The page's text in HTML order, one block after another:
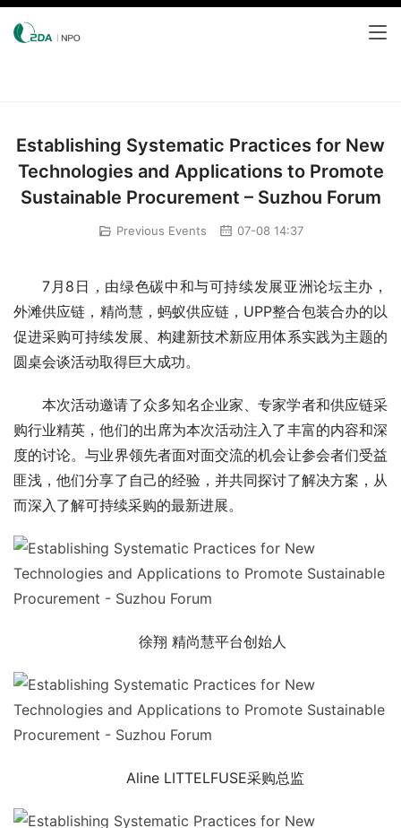
Establishing Systematic Practices for New
Technologies and Applications to Promote
Sustainable Procurement – Suzhou Forum
Previous Events 07-08 14:37
7月8日，由绿色碳中和与可持续发展亚洲论坛主办，
外滩供应链，精尚慧，蚂蚁供应链，UPP整合包装合办的以
促进采购可持续发展、构建新技术新应用体系实践为主题的
圆桌会谈活动取得巨大成功。
本次活动邀请了众多知名企业家、专家学者和供应链采
购行业精英，他们的出席为本次活动注入了丰富的内容和深
度的讨论。与业界领先者面对面交流的机会让参会者们受益
匪浅，他们分享了自己的经验，并共同探讨了解决方案，从
而深入了解可持续采购的最新进展。
徐翔 精尚慧平台创始人
Aline LITTELFUSE采购总监